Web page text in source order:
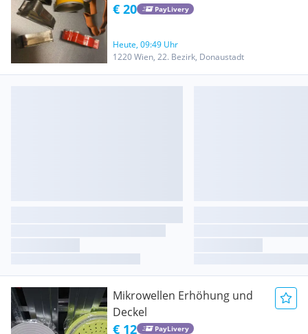
€ 20 PayLivery
Heute, 09:49 Uhr
1220 Wien, 22. Bezirk, Donaustadt
Mikrowellen Erhöhung und
Deckel
€ 12 PayLivery